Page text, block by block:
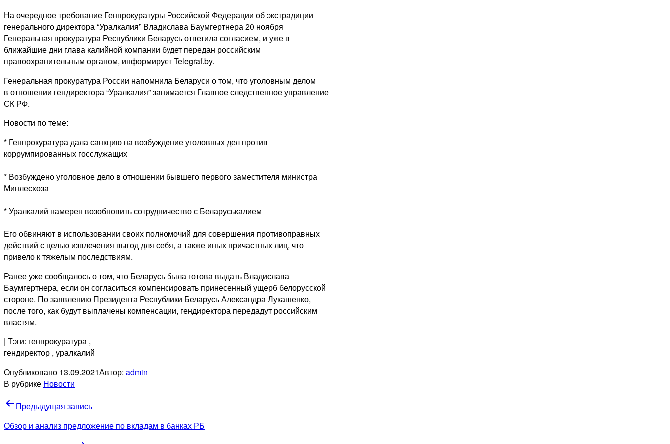
На очередное требование Генпрокуратуры Российской Федерации об экстрадиции
генерального директора “Уралкалия” Владислава Баумгертнера 20 ноября
Генеральная прокуратура Республики Беларусь ответила согласием, и уже в
ближайшие дни глава калийной компании будет передан российским
правоохранительным органом, информирует Telegraf.by.
Генеральная прокуратура России напомнила Беларуси о том, что уголовным делом
в отношении гендиректора “Уралкалия” занимается Главное следственное управление
СК РФ.
Новости по теме:
* Генпрокуратура дала санкцию на возбуждение уголовных дел против
коррумпированных госслужащих
* Возбуждено уголовное дело в отношении бывшего первого заместителя министра
Минлесхоза
* Уралкалий намерен возобновить сотрудничество с Беларуськалием
Его обвиняют в использовании своих полномочий для совершения противоправных
действий с целью извлечения выгод для себя, а также иных причастных лиц, что
привело к тяжелым последствиям.
Ранее уже сообщалось о том, что Беларусь была готова выдать Владислава
Баумгертнера, если он согласиться компенсировать принесенный ущерб белорусской
стороне. По заявлению Президента Республики Беларусь Александра Лукашенко,
после того, как будут выплачены компенсации, гендиректора передадут российским
властям.
| Тэги: генпрокуратура ,
гендиректор , уралкалий
Опубликовано 13.09.2021Автор: admin
В рубрике Новости
Навигация
по
Предыдущая запись
Обзор и анализ предложение по вкладам в банках РБ